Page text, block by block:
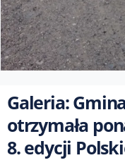
Galeria:
otrzymała
8. edycji